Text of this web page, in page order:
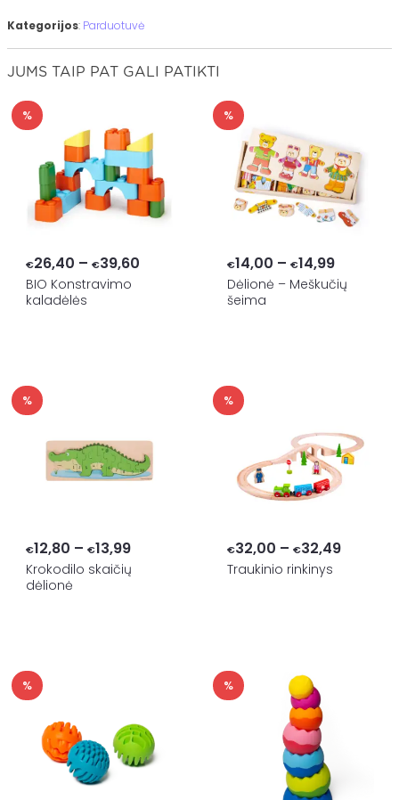
Kategorijos: Parduotuvė
JUMS TAIP PAT GALI PATIKTI
%
€26,40 – €39,60Price
BIO Konstravimo
kaladėlės
%
€14,00 – €14,99Price
range:
Dėlionė – Meškučių
šeima
%
€12,80 – €13,99Price
range:
Krokodilo skaičių
dėlionė
%
€32,00 – €32,49Price
Traukinio rinkinys
% %